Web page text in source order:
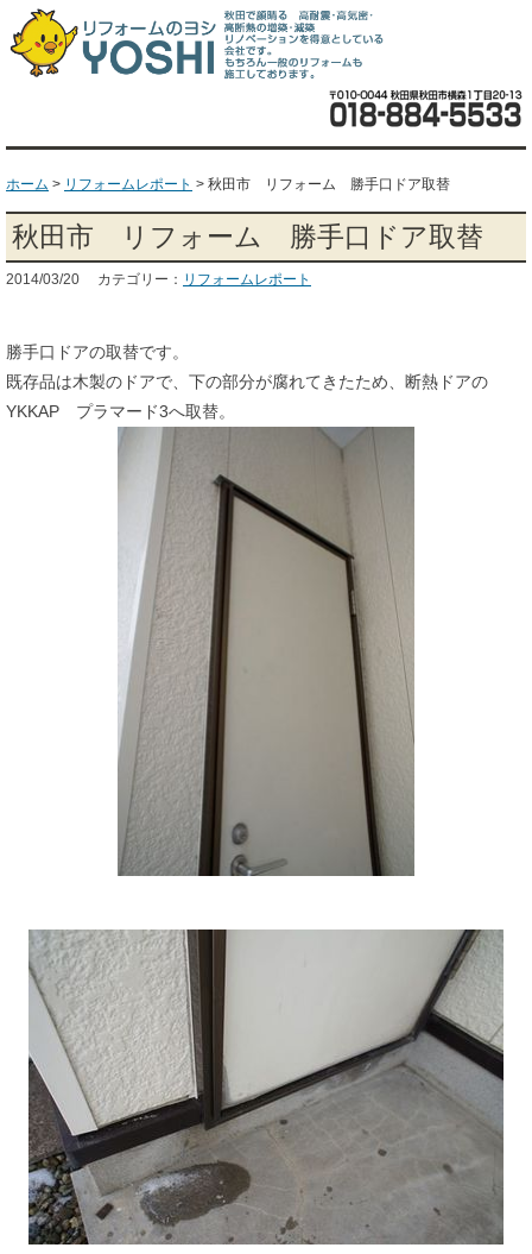
ホーム > リフォームレポート > 秋田市 リフォーム 勝手口ドア取替
秋田市 リフォーム 勝手口ドア取替
2014/03/20 カテゴリー： リフォームレポート
勝手口ドアの取替です。
既存品は木製のドアで、下の部分が腐れてきたため、断熱ドアの
YKKAP プラマード3へ取替。